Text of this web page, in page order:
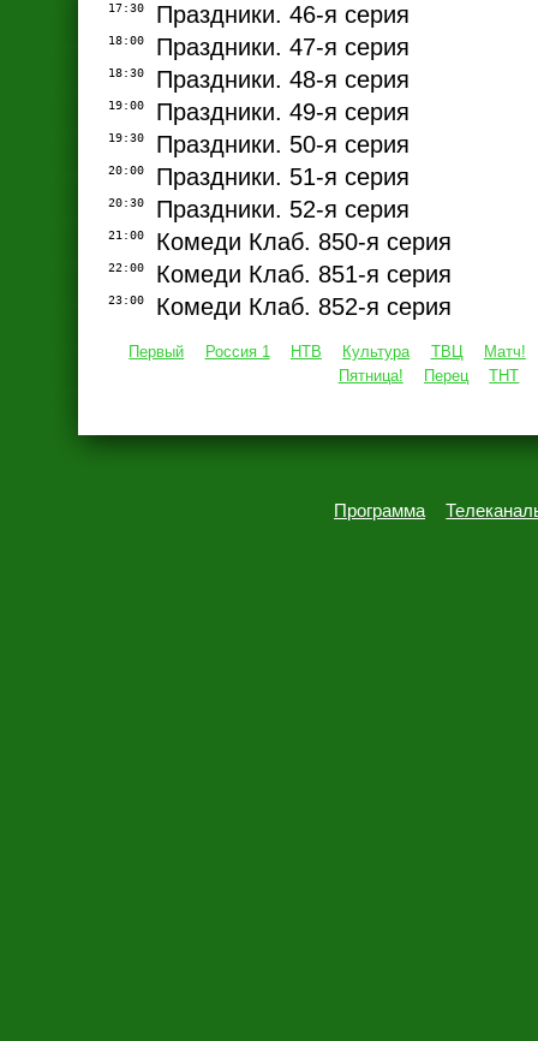
17:30 Праздники. 46-я серия
18:00 Праздники. 47-я серия
18:30 Праздники. 48-я серия
19:00 Праздники. 49-я серия
19:30 Праздники. 50-я серия
20:00 Праздники. 51-я серия
20:30 Праздники. 52-я серия
21:00 Комеди Клаб. 850-я серия
22:00 Комеди Клаб. 851-я серия
23:00 Комеди Клаб. 852-я серия
Первый Россия 1 НТВ Культура ТВЦ
Матч!
Пятница!
Перец ТНТ
Программа